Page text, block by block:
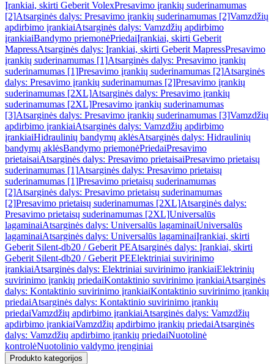
Įrankiai, skirti Geberit VolexPresavimo įrankių suderinamumas
[2]Atsarginės dalys: Presavimo įrankių suderinamumas [2]Vamzdžių
apdirbimo įrankiaiAtsarginės dalys: Vamzdžių apdirbimo
įrankiaiBandymo priemonėPriedaiĮrankiai, skirti Geberit
MapressAtsarginės dalys: Įrankiai, skirti Geberit MapressPresavimo
įrankių suderinamumas [1]Atsarginės dalys: Presavimo įrankių
suderinamumas [1]Presavimo įrankių suderinamumas [2]Atsarginės
dalys: Presavimo įrankių suderinamumas [2]Presavimo įrankių
suderinamumas [2XL]Atsarginės dalys: Presavimo įrankių
suderinamumas [2XL]Presavimo įrankių suderinamumas
[3]Atsarginės dalys: Presavimo įrankių suderinamumas [3]Vamzdžių
apdirbimo įrankiaiAtsarginės dalys: Vamzdžių apdirbimo
įrankiaiHidraulinių bandymų aklėsAtsarginės dalys: Hidraulinių
bandymų aklėsBandymo priemonėPriedaiPresavimo
prietaisaiAtsarginės dalys: Presavimo prietaisaiPresavimo prietaisų
suderinamumas [1]Atsarginės dalys: Presavimo prietaisų
suderinamumas [1]Presavimo prietaisų suderinamumas
[2]Atsarginės dalys: Presavimo prietaisų suderinamumas
[2]Presavimo prietaisų suderinamumas [2XL]Atsarginės dalys:
Presavimo prietaisų suderinamumas [2XL]Universalūs
lagaminaiAtsarginės dalys: Universalūs lagaminaiUniversalūs
lagaminaiAtsarginės dalys: Universalūs lagaminaiĮrankiai, skirti
Geberit Silent-db20 / Geberit PEAtsarginės dalys: Įrankiai, skirti
Geberit Silent-db20 / Geberit PEElektriniai suvirinimo
įrankiaiAtsarginės dalys: Elektriniai suvirinimo įrankiaiElektrinių
suvirinimo įrankių priedaiKontaktinio suvirinimo įrankiaiAtsarginės
dalys: Kontaktinio suvirinimo įrankiaiKontaktinio suvirinimo įrankių
priedaiAtsarginės dalys: Kontaktinio suvirinimo įrankių
priedaiVamzdžių apdirbimo įrankiaiAtsarginės dalys: Vamzdžių
apdirbimo įrankiaiVamzdžių apdirbimo įrankių priedaiAtsarginės
dalys: Vamzdžių apdirbimo įrankių priedaiNuotolinė
kontrolėNuotolinio valdymo įrenginiai
Produkto kategorijos